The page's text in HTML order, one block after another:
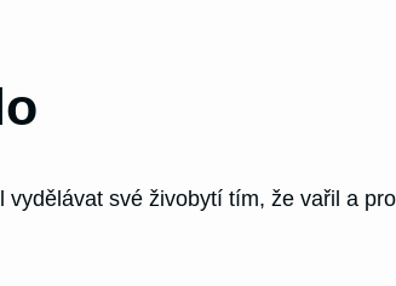
své živobytí tím, že vařil a